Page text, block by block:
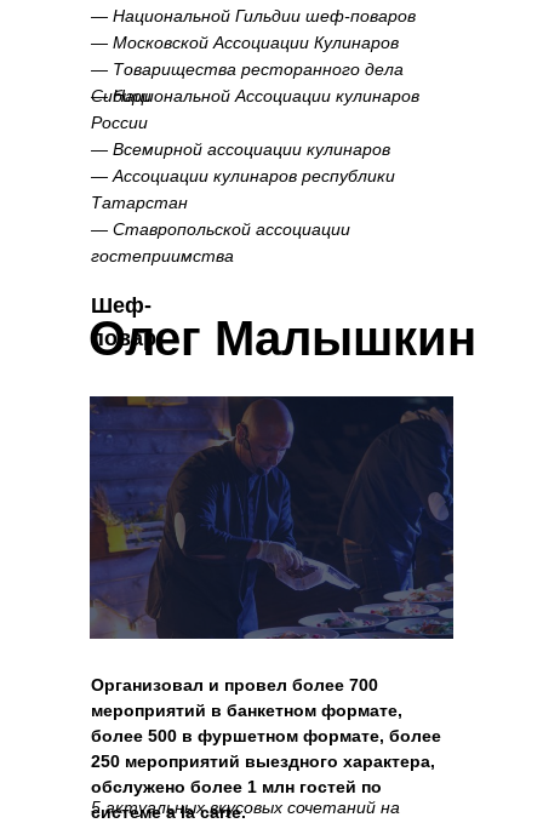
— Национальной Гильдии шеф-поваров
— Московской Ассоциации Кулинаров
— Товарищества ресторанного дела
Сибири
—Национальной Ассоциации кулинаров
России
— Всемирной ассоциации кулинаров
— Ассоциации кулинаров республики
Татарстан
— Ставропольской ассоциации
гостеприимства
Шеф-
повар
Олег Малышкин
Организовал и провел более 700
мероприятий в банкетном формате,
более 500 в фуршетном формате, более
250 мероприятий выездного характера,
обслужено более 1 млн гостей по
системе a la carte.
5 актуальных вкусовых сочетаний на